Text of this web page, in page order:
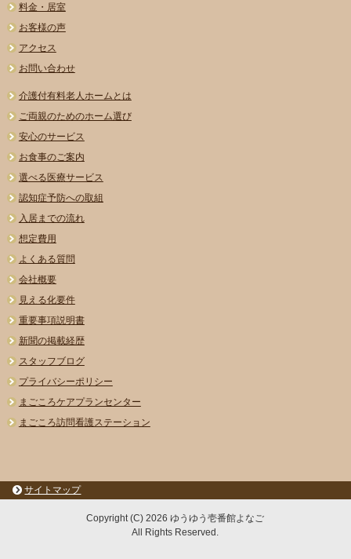
料金・居室
お客様の声
アクセス
お問い合わせ
介護付有料老人ホームとは
ご両親のためのホーム選び
安心のサービス
お食事のご案内
選べる医療サービス
認知症予防への取組
入居までの流れ
想定費用
よくある質問
会社概要
見える化要件
重要事項説明書
新聞の掲載経歴
スタッフブログ
プライバシーポリシー
まごころケアプランセンター
まごころ訪問看護ステーション
サイトマップ
Copyright (C) 2026 ゆうゆう壱番館よなご
All Rights Reserved.